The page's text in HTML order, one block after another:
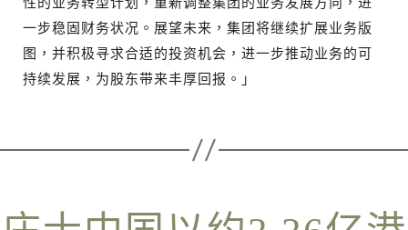
一步稳固财务状况。展望未来，集团将继续扩展业务版
图，并积极寻求合适的投资机会，进一步推动业务的可
持续发展，为股东带来丰厚回报。」